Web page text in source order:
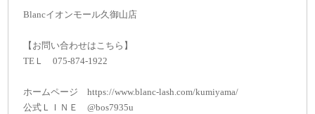
Blancイオンモール久御山店
【お問い合わせはこちら】
TEＬ 075-874-1922
ホームページ https://www.blanc-lash.com/kumiyama/
公式ＬＩＮＥ @bos7935u